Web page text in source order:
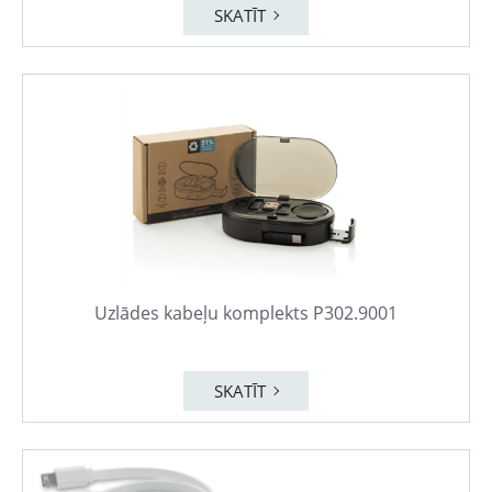
SKATĪT
Uzlādes kabeļu komplekts P302.9001
SKATĪT